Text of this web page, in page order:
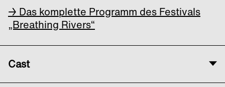
→ Das komplette Programm des Festivals
„Breathing Rivers“
Cast